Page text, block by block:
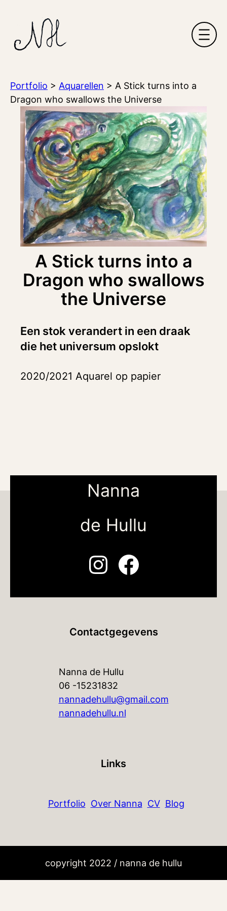
inhoud
Portfolio > Aquarellen > A Stick turns into a
Dragon who swallows the Universe
A Stick turns into a
Dragon who swallows
the Universe
Een stok verandert in een draak
die het universum opslokt
2020/2021 Aquarel op papier
Contactgegevens
Nanna de Hullu
06 -15231832
nannadehullu@gmail.com
nannadehullu.nl
Nanna
de Hullu
Facebook
Instagram
Links
Portfolio Over Nanna CV Blog
copyright 2022 / nanna de hullu